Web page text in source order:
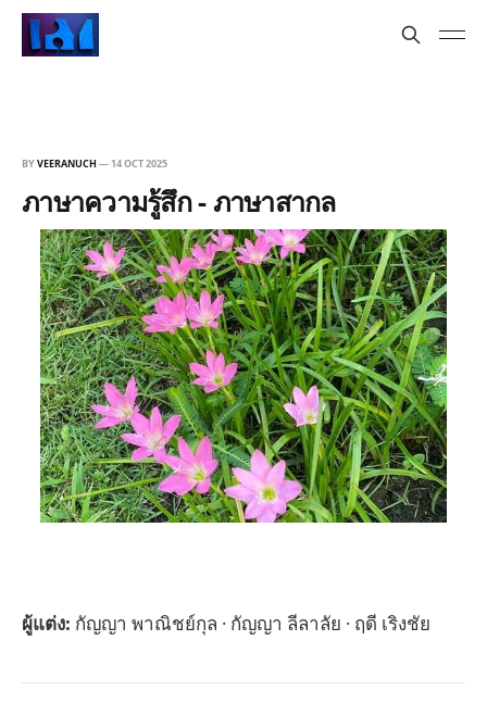
BYVEERANUCH — 14 OCT 2025
ภาษาความรู้สึก - ภาษาสากล
ผู้แต่ง: กัญญา พาณิชย์กุล · กัญญา ลีลาลัย · ฤดี เริงชัย